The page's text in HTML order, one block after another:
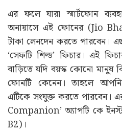
এর ফলে যারা স্মার্টফোন
অনায়াসে এই ফোনের (Jio
টাকা লেনদেন করতে পারবেন।
‘সেফটি শিল্ড’ ফিচার। এই
বাড়িতে যদি বয়স্ক কোনো মানুষ
ফোনটি কেনেন। তাহলে আপনি
এটিকে সংযুক্ত করতে পারবেন।
Companion’ অ্যাপটি কে
B2)।